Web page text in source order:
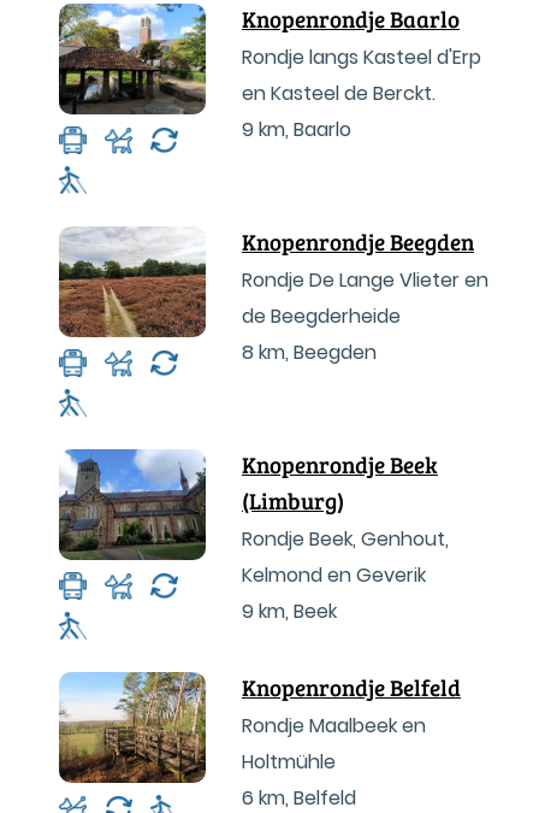
Knopenrondje Baarlo
Rondje langs Kasteel d'Erp
en Kasteel de Berckt.
9 km, Baarlo
Knopenrondje Beegden
Rondje De Lange Vlieter en
de Beegderheide
8 km, Beegden
Knopenrondje Beek
(Limburg)
Rondje Beek, Genhout,
Kelmond en Geverik
9 km, Beek
Knopenrondje Belfeld
Rondje Maalbeek en
Holtmühle
6 km, Belfeld